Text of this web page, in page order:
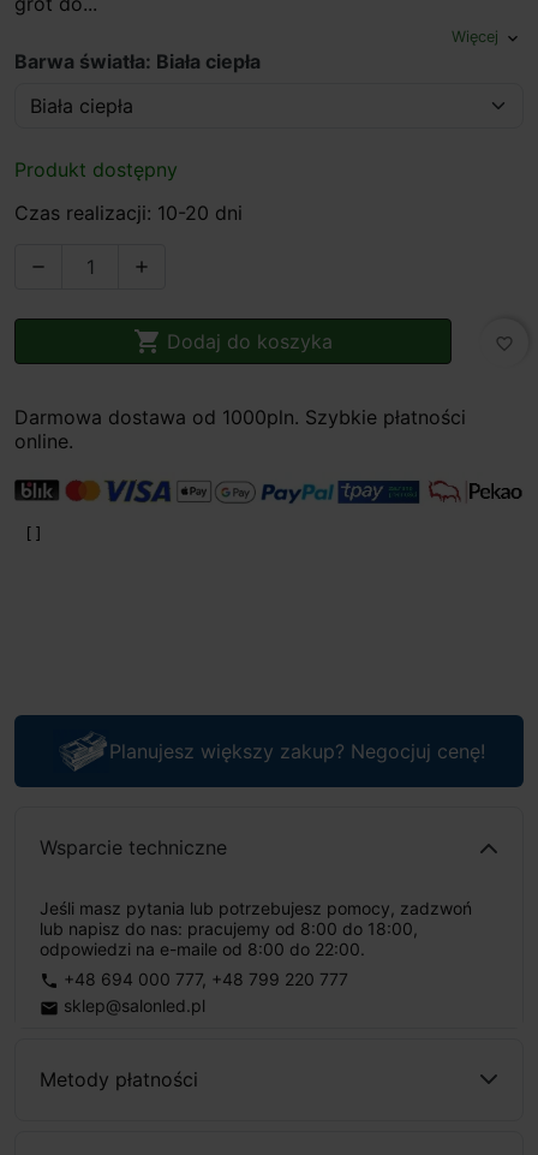
Więcej expand_more
Barwa światła: Biała ciepła
Produkt dostępny
Czas realizacji: 10-20 dni
 
 Dodaj do koszyka favorite_border
Darmowa dostawa od 1000pln. Szybkie płatności
online.
Planujesz większy zakup? Negocjuj cenę!
Wsparcie techniczne
Jeśli masz pytania lub potrzebujesz pomocy, zadzwoń
lub napisz do nas: pracujemy od 8:00 do 18:00,
odpowiedzi na e-maile od 8:00 do 22:00.
phone +48 694 000 777, +48 799 220 777
email sklep@salonled.pl
Metody płatności